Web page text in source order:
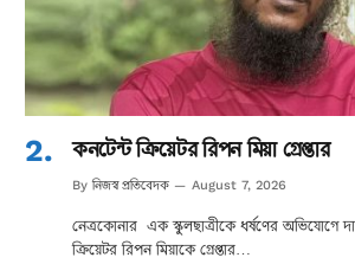
কনটেন্ট ক্রিয়েটর রিপন মিয়া গ্রেপ্তার
By নিজস্ব প্রতিবেদক August 7, 2026
নেত্রকোনার এক স্কুলছাত্রীকে ধর্ষণের অভিযোগে
ক্রিয়েটর রিপন মিয়াকে গ্রেপ্তার…